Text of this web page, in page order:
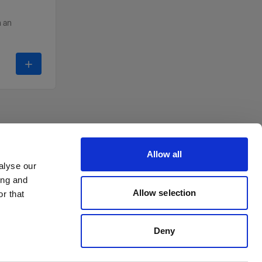
our
and
that
Allow all
Allow selection
Deny
an